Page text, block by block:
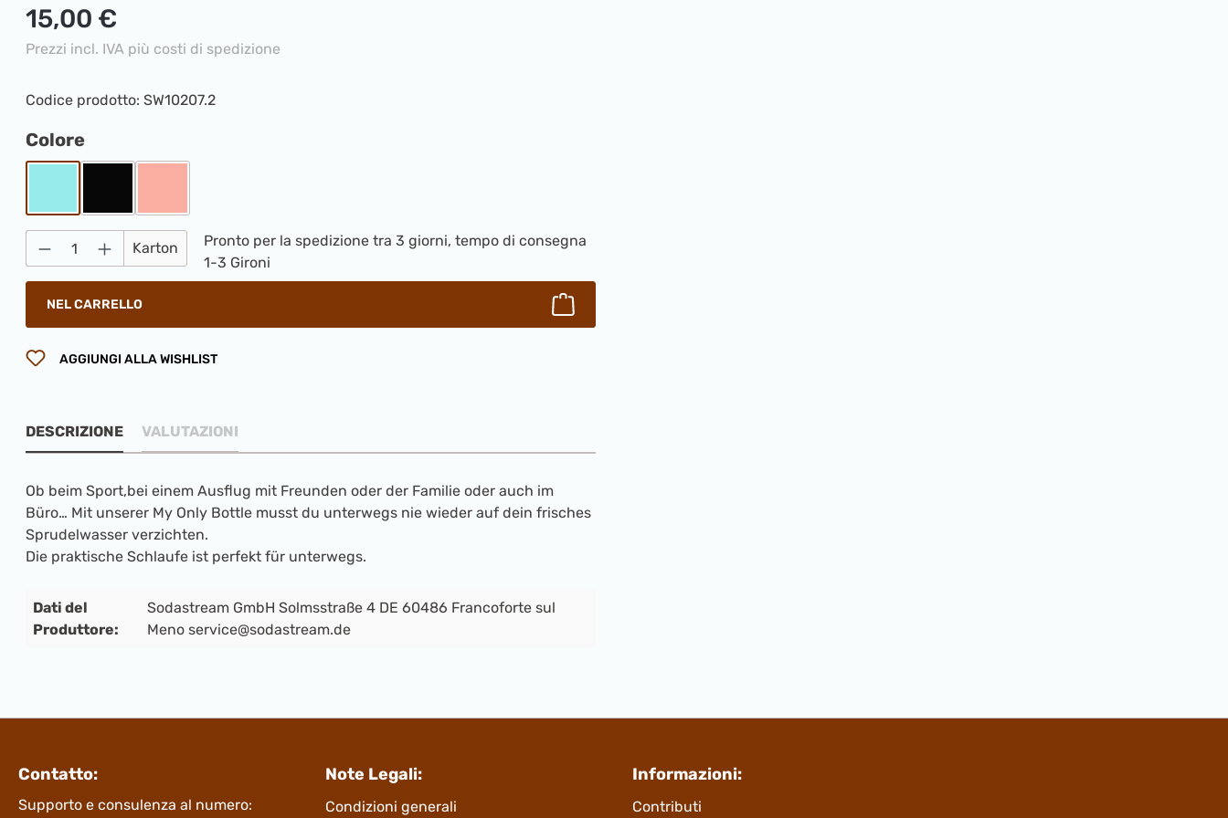
Prezzo normale:
15,00 €
Prezzi incl. IVA più costi di spedizione
Codice prodotto: SW10207.2
Seleziona
Colore
Quantità del prodotto: inserisci la quantità desiderata o usa i pulsanti per aumentare o diminuire la quantità.
Karton
Pronto per la spedizione tra 3 giorni, tempo di consegna
1-3 Gironi
NEL CARRELLO
AGGIUNGI ALLA WISHLIST
DESCRIZIONE VALUTAZIONI
Ob beim Sport,bei einem Ausflug mit Freunden oder der Familie oder auch im
Büro… Mit unserer My Only Bottle musst du unterwegs nie wieder auf dein frisches
Sprudelwasser verzichten.
Die praktische Schlaufe ist perfekt für unterwegs.
Dati del
Produttore:
Sodastream GmbH Solmsstraße 4 DE 60486 Francoforte sul
Meno service@sodastream.de
Contatto:
Supporto e consulenza al numero:
Note Legali:
Condizioni generali
Informazioni:
Contributi